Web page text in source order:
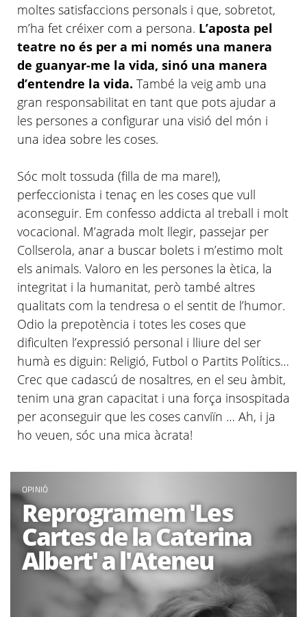
moltes satisfaccions personals i que, sobretot,
m’ha fet créixer com a persona. L’aposta pel
teatre no és per a mi només una manera
de guanyar-me la vida, sinó una manera
d’entendre la vida. També la veig amb una
gran responsabilitat en tant que pots ajudar a
les persones a configurar una visió del món i
una idea sobre les coses.
Sóc molt tossuda (filla de ma mare!),
perfeccionista i tenaç en les coses que vull
aconseguir. Em confesso addicta al treball i molt
vocacional. M’agrada molt llegir, passejar per
Collserola, anar a buscar bolets i m’estimo molt
els animals. Valoro en les persones la ètica, la
integritat i la humanitat, però també altres
qualitats com la tendresa o el sentit de l’humor.
Odio la prepotència i totes les coses que
dificulten l’expressió personal i lliure del ser
humà es diguin: Religió, Futbol o Partits Polítics…
Crec que cadascú de nosaltres, en el seu àmbit,
tenim una gran capacitat i una força insospitada
per aconseguir que les coses canviïn … Ah, i ja
ho veuen, sóc una mica àcrata!
OPINIÓ
Reprogramem 'Les
Cartes de la Caterina
Albert' a l'Ateneu